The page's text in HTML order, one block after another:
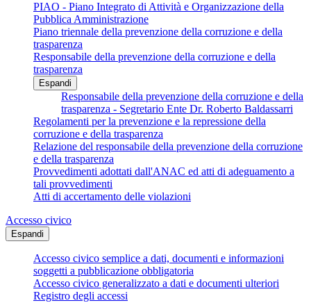
PIAO - Piano Integrato di Attività e Organizzazione della
Pubblica Amministrazione
Piano triennale della prevenzione della corruzione e della
trasparenza
Responsabile della prevenzione della corruzione e della
trasparenza
Espandi
Responsabile della prevenzione della corruzione e della
trasparenza - Segretario Ente Dr. Roberto Baldassarri
Regolamenti per la prevenzione e la repressione della
corruzione e della trasparenza
Relazione del responsabile della prevenzione della corruzione
e della trasparenza
Provvedimenti adottati dall'ANAC ed atti di adeguamento a
tali provvedimenti
Atti di accertamento delle violazioni
Accesso civico
Espandi
Accesso civico semplice a dati, documenti e informazioni
soggetti a pubblicazione obbligatoria
Accesso civico generalizzato a dati e documenti ulteriori
Registro degli accessi